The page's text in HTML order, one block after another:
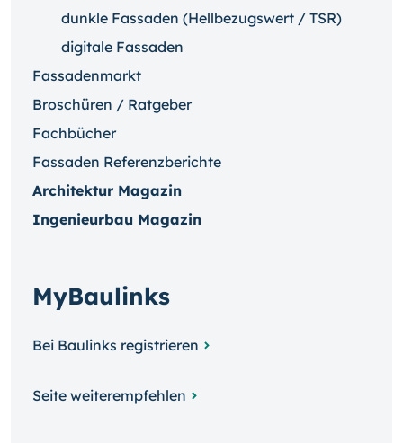
dunkle Fassaden (Hellbezugswert / TSR)
digitale Fassaden
Fassadenmarkt
Broschüren / Ratgeber
Fachbücher
Fassaden Referenzberichte
Architektur Magazin
Ingenieurbau Magazin
MyBaulinks
Bei Baulinks registrieren
Seite weiterempfehlen